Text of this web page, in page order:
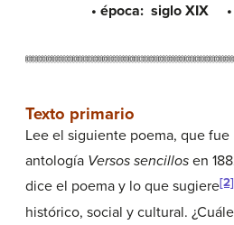
• época: siglo XIX
Texto primario
Lee el siguiente poema, que
antología Versos sencillos en
dice el poema y lo que sugiere[2]
histórico, social y cultural.